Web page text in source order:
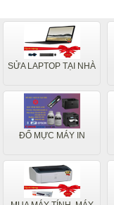
SỬA LAPTOP TẠI NHÀ
ĐỔ MỰC MÁY IN